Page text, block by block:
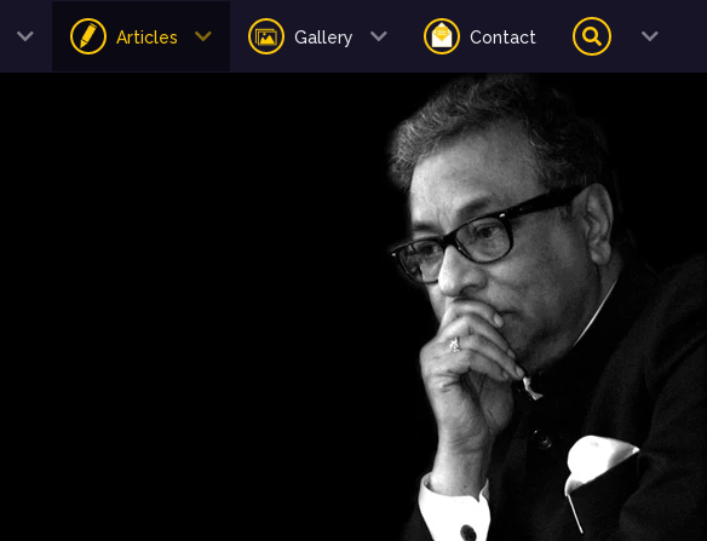
Articles Gallery Contact